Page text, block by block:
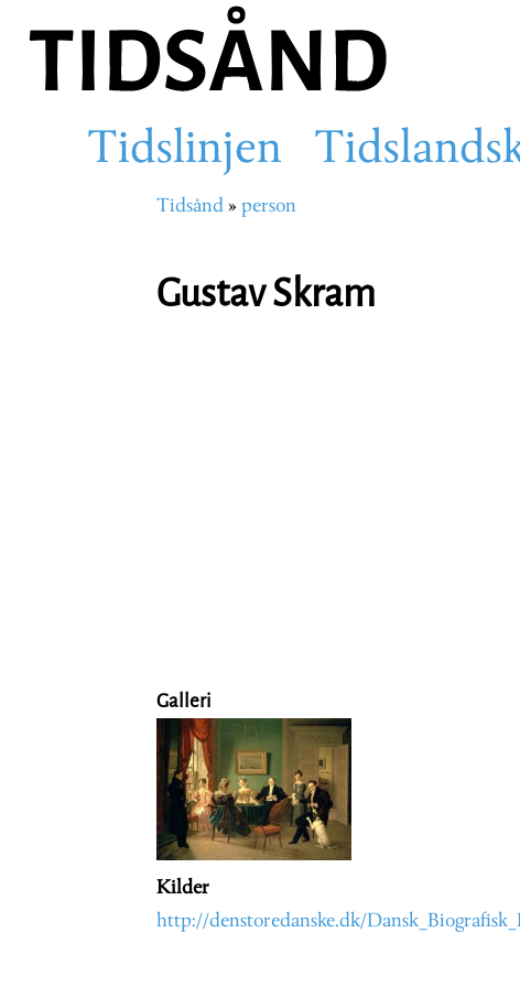
hovedinnhold
Main
navigation
Tidslinjen
Navigasjonssti
Tidsånd person
Gustav Skram
Galleri
Kilder
http://denstoredanske.dk/